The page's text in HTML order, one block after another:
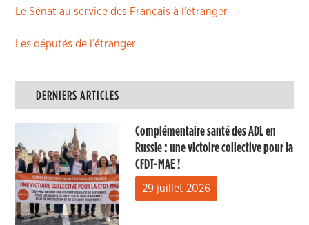
Le Sénat au service des Français à l’étranger
Les députés de l’étranger
DERNIERS ARTICLES
Complémentaire santé des ADL en
Russie : une victoire collective pour la
CFDT-MAE !
29 juillet 2026